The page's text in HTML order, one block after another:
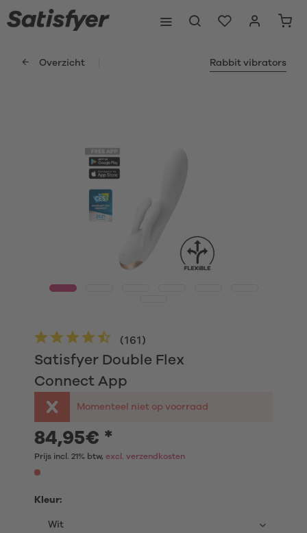
Overzicht Rabbit vibrators
Satisfyer Double Flex
Connect App
(161 )
Momenteel niet op voorraad
84,95€ *
Prijs incl. 21% btw, excl. verzendkosten
Kleur: